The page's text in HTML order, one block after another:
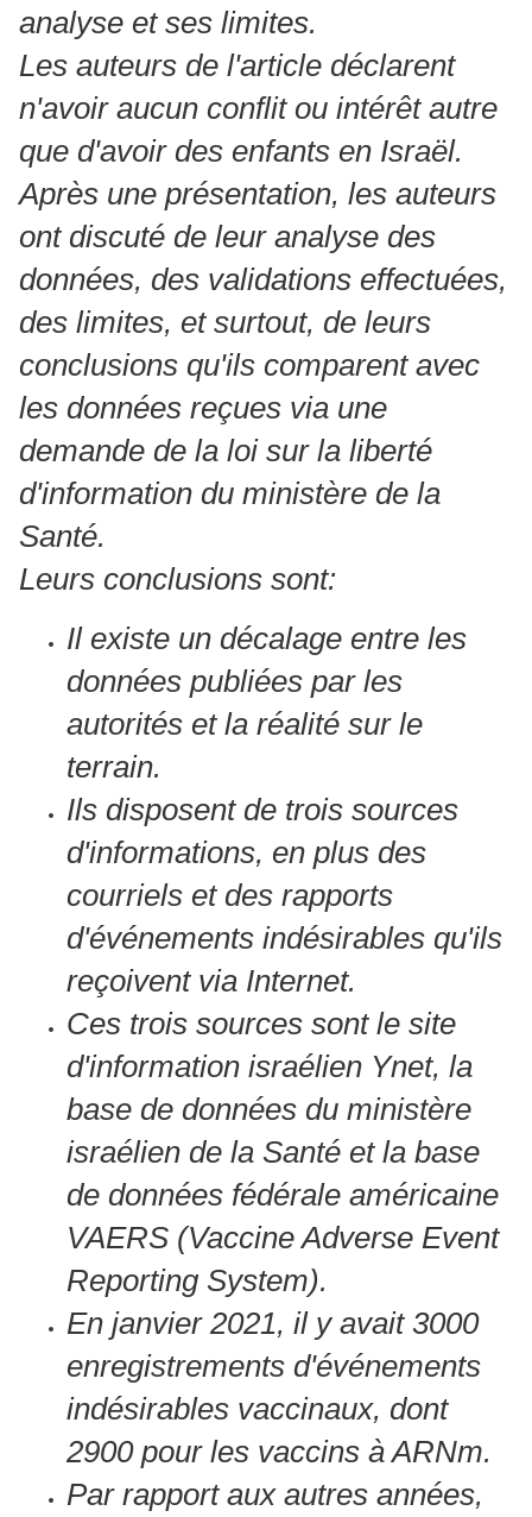
analyse et ses limites.
Les auteurs de l'article déclarent
n'avoir aucun conflit ou intérêt autre
que d'avoir des enfants en Israël.
Après une présentation, les auteurs
ont discuté de leur analyse des
données, des validations effectuées,
des limites, et surtout, de leurs
conclusions qu'ils comparent avec
les données reçues via une
demande de la loi sur la liberté
d'information du ministère de la
Santé.
Leurs conclusions sont:
Il existe un décalage entre les
données publiées par les
autorités et la réalité sur le
terrain.
Ils disposent de trois sources
d'informations, en plus des
courriels et des rapports
d'événements indésirables qu'ils
reçoivent via Internet.
Ces trois sources sont le site
d'information israélien Ynet, la
base de données du ministère
israélien de la Santé et la base
de données fédérale américaine
VAERS (Vaccine Adverse Event
Reporting System).
En janvier 2021, il y avait 3000
enregistrements d'événements
indésirables vaccinaux, dont
2900 pour les vaccins à ARNm.
Par rapport aux autres années,